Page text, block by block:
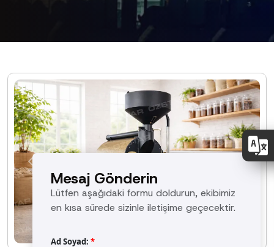
Previous Next
Mesaj Gönderin
Lütfen aşağıdaki formu doldurun, ekibimiz
en kısa sürede sizinle iletişime geçecektir.
Ad Soyad: *